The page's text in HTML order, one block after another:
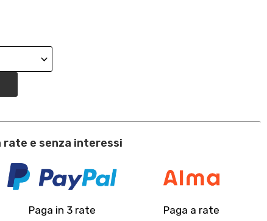
rate e senza interessi
Paga in 3 rate Paga a rate